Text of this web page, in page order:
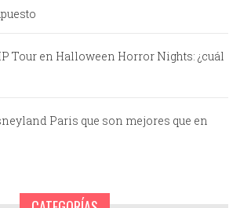
Tour en Halloween Horror Nights: ¿cuál
Paris que son mejores que en